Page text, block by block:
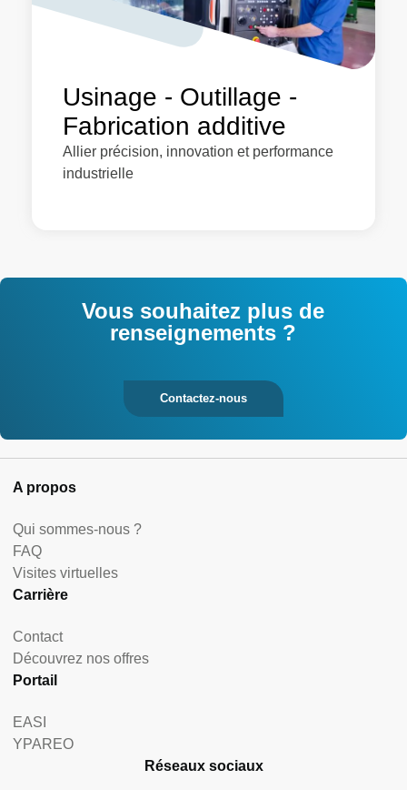
Usinage - Outillage -
Fabrication additive
Allier précision, innovation et performance
industrielle
Vous souhaitez plus de
renseignements ?
Contactez-nous
A propos
Qui sommes-nous ?
FAQ
Visites virtuelles
Carrière
Contact
Découvrez nos offres
Portail
EASI
YPAREO
Réseaux sociaux